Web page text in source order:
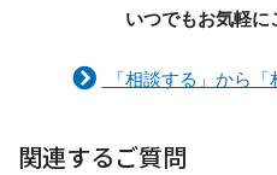
いつでもお気軽に
「相談する」から「
関連するご質問